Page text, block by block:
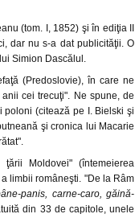
(tom. I, 1852) şi în ediţia II
dar nu s-a dat publicităţii. O
Simion Dascălul.
(Predoslovie), în care ne
cei trecuţi". Ne spune, de
poloni (citează pe I. Bielski şi
şi cronica lui Macarie
ţării Moldovei" (întemeierea
limbii româneşti. "De la Râm
panis, carne-caro, găină-
din 33 de capitole, unele